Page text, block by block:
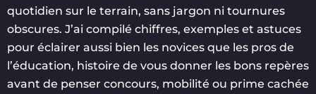
quotidien sur le terrain, sans jargon ni tournures
obscures. J’ai compilé chiffres, exemples et astuces
pour éclairer aussi bien les novices que les pros de
l’éducation, histoire de vous donner les bons repères
avant de penser concours, mobilité ou prime cachée